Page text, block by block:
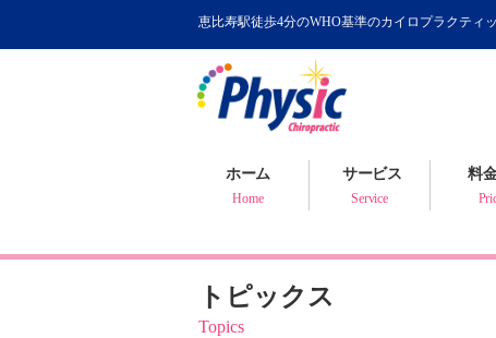
恵比寿駅徒歩4分のWHO基準のカイロプラクティ
ホーム
Home
サービス
Service
カイロプラクティック
WHOが認めるカイロプ
健康判断・体質チェック
料
トピックス
Topics